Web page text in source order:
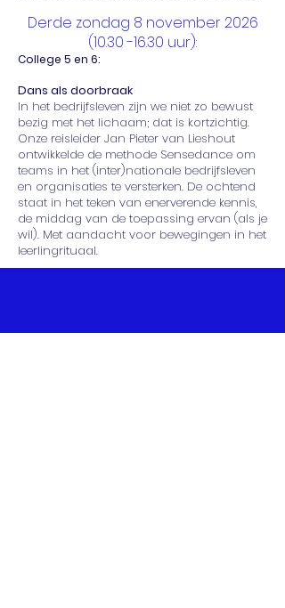
Derde zondag 8 november2026
(10.30 -16.30 uur):
College 5 en 6:
Dans als doorbraak
In het bedrijfsleven zijn we niet zo bewust
bezig met het lichaam; dat is kortzichtig.
Onze reisleider Jan Pieter van Lieshout
ontwikkelde de methode Sensedance om
teams in het (inter)nationale bedrijfsleven
en organisaties te versterken. De ochtend
staat in het teken van enerverende kennis,
de middag van de toepassing ervan (als je
wil). Met aandacht voor bewegingen in het
leerlingrituaal.